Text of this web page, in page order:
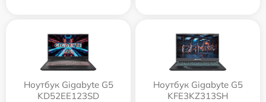
Ноутбук Gigabyte G5
KD52EE123SD
Ноутбук Gigabyte G5
KFE3KZ313SH